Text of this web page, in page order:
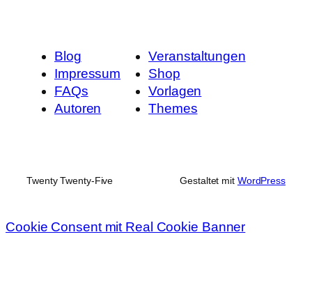
Blog
Impressum
FAQs
Autoren
Veranstaltungen
Shop
Vorlagen
Themes
Twenty Twenty-Five Gestaltet mit WordPress
Cookie Consent mit Real Cookie Banner